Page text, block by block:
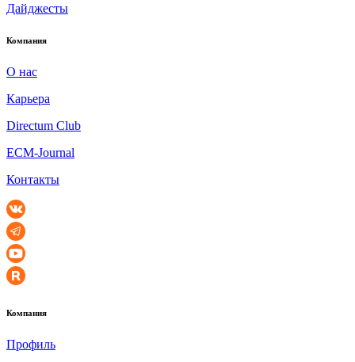
Дайджесты
Компания
О нас
Карьера
Directum Club
ECM-Journal
Контакты
Компания
Профиль